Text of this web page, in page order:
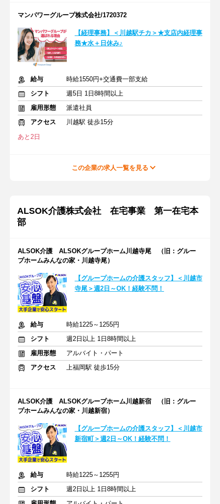
マンパワーグループ株式会社/1720372
【経理事務】＜川越駅チカ＞★支店内経理事
務★水＋日休み♪
給与
時給1550円+交通費一部支給
シフト
週5日 1日8時間以上
雇用形態
派遣社員
アクセス
川越駅 徒歩15分
あと2日
この企業の求人一覧を見る
ALSOK介護株式会社 在宅事業 第一在宅本
部
ALSOK介護 ALSOKグループホーム川越寺尾 （旧：グルー
プホームみんなの家・川越寺尾）
【グループホームの介護スタッフ】＜川越市
寺尾＞週2日～OK！経験不問！
給与
時給1225～1255円
シフト
週2日以上 1日8時間以上
雇用形態
アルバイト・パート
アクセス
上福岡駅 徒歩15分
ALSOK介護 ALSOKグループホーム川越新宿 （旧：グルー
プホームみんなの家・川越新宿）
【グループホームの介護スタッフ】＜川越市
新宿町＞週2日～OK！経験不問！
給与
時給1225～1255円
シフト
週2日以上 1日8時間以上